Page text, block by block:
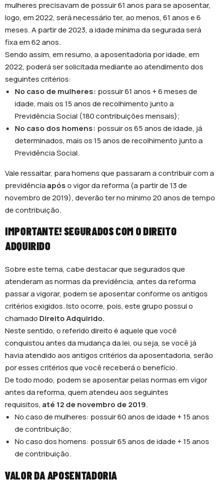
mulheres precisavam de possuir 61 anos para se aposentar,
logo, em 2022, será necessário ter, ao menos, 61 anos e 6
meses. A partir de 2023, a idade mínima da segurada será
fixa em 62 anos.
Sendo assim, em resumo, a aposentadoria por idade, em
2022, poderá ser solicitada mediante ao atendimento dos
seguintes critérios:
No caso de mulheres: possuir 61 anos + 6 meses de
idade, mais os 15 anos de recolhimento junto a
Previdência Social (180 contribuições mensais);
No caso dos homens: possuir os 65 anos de idade, já
determinados, mais os 15 anos de recolhimento junto a
Previdência Social.
Vale ressaltar, para homens que passaram a contribuir com a
previdênciaapóso vigor da reforma (a partir de 13 de
novembro de 2019), deverão ter no mínimo 20 anos de tempo
de contribuição.
IMPORTANTE! SEGURADOS COM O DIREITO
ADQUIRIDO
Sobre este tema, cabe destacar que segurados que
atenderam as normas da previdência, antes da reforma
passar a vigorar, podem se aposentar conforme os antigos
critérios exigidos. Isto ocorre, pois, este grupo possui o
chamado Direito Adquirido.
Neste sentido, o referido direito é aquele que você
conquistou antes da mudança da lei, ou seja, se você já
havia atendido aos antigos critérios da aposentadoria, serão
por esses critérios que você receberá o benefício.
De todo modo, podem se aposentar pelas normas em vigor
antes da reforma, quem atendeu aos seguintes
requisitos,até 12 de novembro de 2019.
No caso de mulheres: possuir 60 anos de idade + 15 anos
de contribuição;
No caso dos homens: possuir 65 anos de idade + 15 anos
de contribuição.
VALOR DA APOSENTADORIA